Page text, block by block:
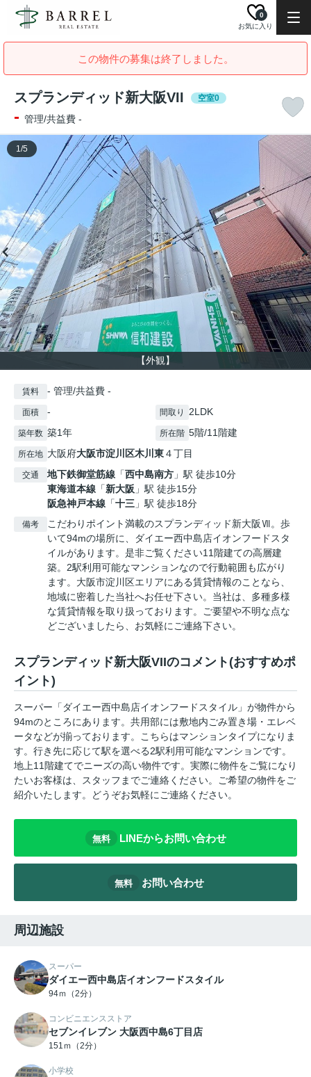
お気に入り
0
この物件の募集は終了しました。
スプランディッド新大阪VII 空室0
- 管理/共益費 -
【外観】
1/5
賃料 - 管理/共益費 -
面積 - 間取り 2LDK
築年数 築1年 所在階 5階/11階建
所在地 大阪府大阪市淀川区木川東４丁目
交通 地下鉄御堂筋線 「西中島南方 」駅 徒歩10分
東海道本線 「新大阪 」駅 徒歩15分
阪急神戸本線 「十三 」駅 徒歩18分
備考
こだわりポイント満載のスプランディッド新大阪Ⅶ。歩
いて94mの場所に、ダイエー西中島店イオンフードスタ
イルがあります。是非ご覧ください11階建ての高層建
築。2駅利用可能なマンションなので行動範囲も広がり
ます。大阪市淀川区エリアにある賃貸情報のことなら、
地域に密着した当社へお任せ下さい。当社は、多種多様
な賃貸情報を取り扱っております。ご要望や不明な点な
どございましたら、お気軽にご連絡下さい。
スプランディッド新大阪VIIのコメント(おすすめポ
イント)
スーパー「ダイエー西中島店イオンフードスタイル」が物件から
94mのところにあります。共用部には敷地内ごみ置き場・エレベ
ータなどが揃っております。こちらはマンションタイプになりま
す。行き先に応じて駅を選べる2駅利用可能なマンションです。
地上11階建てでニーズの高い物件です。実際に物件をご覧になり
たいお客様は、スタッフまでご連絡ください。ご希望の物件をご
紹介いたします。どうぞお気軽にご連絡ください。
無料 LINEからお問い合わせ
無料 お問い合わせ
周辺施設
スーパー
ダイエー西中島店イオンフードスタイル
94ｍ（2分）
コンビニエンスストア
セブンイレブン 大阪西中島6丁目店
151ｍ（2分）
小学校